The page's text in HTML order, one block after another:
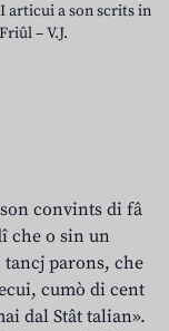
articui a son scrits in
– V.J.
convints di fâ
che o sin un
parons, che
cumò di cent
dal Stât talian».